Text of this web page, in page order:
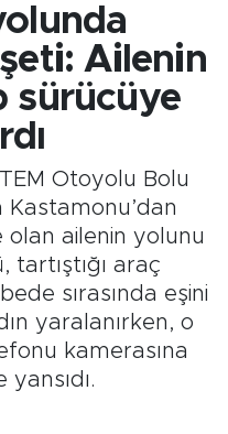
Ailenin
sürücüye
Otoyolu Bolu
Kastamonu’dan
olan ailenin yolunu
tartıştığı araç
sırasında eşini
yaralanırken, o
kamerasına